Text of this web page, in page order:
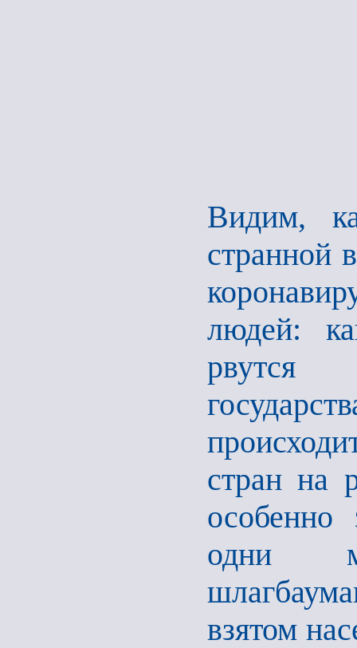
Видим,
странной
людей:
стран на
особенно
одни
взятом